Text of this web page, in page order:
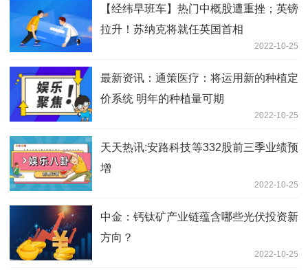
【经纬早班车】热门中概股遭重挫；英镑
拉升！苏纳克将就任英国首相
2022-10-25
最新资讯：通策医疗：将运用新的种植定
价系统 明年的种植量可期
2022-10-25
天天热讯:安路科技等332股前三季业绩预
增
2022-10-25
中金：钙钛矿产业链蕴含哪些光伏投资新
方向？
2022-10-25